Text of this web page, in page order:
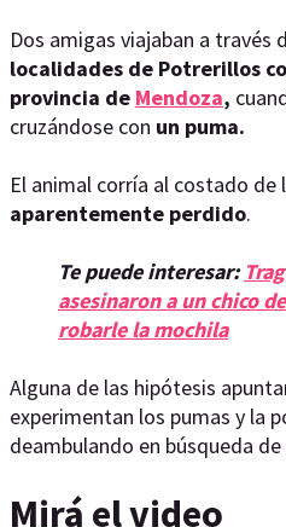
Dos amigas viajaban a través
localidades de Potrerillos
provincia de Mendoza,
cruzándose con un puma.
El animal corría al costado de
aparentemente perdido.
Te puede interesar:
asesinaron a un chico
robarle la mochila
Alguna de las hipótesis
experimentan los pumas y la
deambulando en búsqueda
Mirá el video